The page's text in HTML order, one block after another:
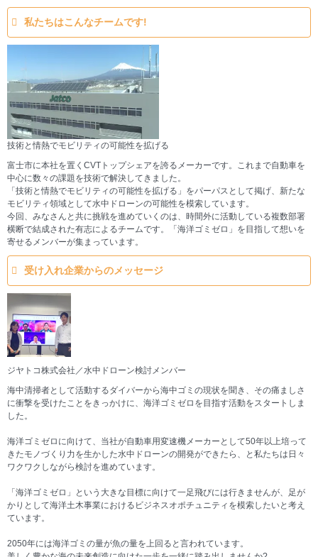
私たちはこんなチームです!
技術と情熱でモビリティの可能性を拡げる
富士市に本社を置くCVTトップシェアを誇るメーカーです。これまで自動車を
中心に数々の課題を技術で解決してきました。
「技術と情熱でモビリティの可能性を拡げる」をパーパスとして掲げ、新たな
モビリティ領域として水中ドローンの可能性を模索しています。
今回、みなさんと共に挑戦を進めていくのは、時間外に活動している複数部署
横断で結成された有志によるチームです。「海洋ゴミゼロ」を目指して想いを
寄せるメンバーが集まっています。
受け入れ企業からのメッセージ
ジヤトコ株式会社／水中ドローン検討メンバー
海中清掃者として活動するダイバーから海中ゴミの現状を聞き、その痛ましさ
に衝撃を受けたことをきっかけに、海洋ゴミゼロを目指す活動をスタートしま
した。
海洋ゴミゼロに向けて、当社が自動車用変速機メーカーとして50年以上培って
きたモノづくり力を生かした水中ドローンの開発ができたら、と私たちは日々
ワクワクしながら検討を進めています。
「海洋ゴミゼロ」という大きな目標に向けて一足飛びには行きませんが、足が
かりとして海洋土木事業におけるビジネスオポチュニティを模索したいと考え
ています。
2050年には海洋ゴミの量が魚の量を上回ると言われています。